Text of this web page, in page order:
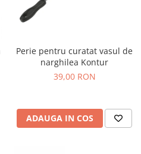
Perie pentru curatat vasul de
narghilea Kontur
39,00 RON
ADAUGA IN COS